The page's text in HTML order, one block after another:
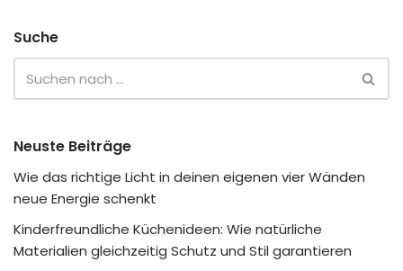
Suche
Neuste Beiträge
Wie das richtige Licht in deinen eigenen vier Wänden
neue Energie schenkt
Kinderfreundliche Küchenideen: Wie natürliche
Materialien gleichzeitig Schutz und Stil garantieren